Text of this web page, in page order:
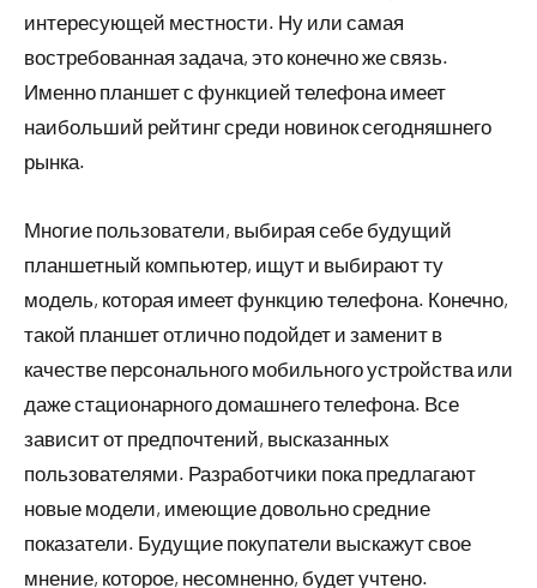
интересующей местности. Ну или самая
востребованная задача, это конечно же связь.
Именно планшет с функцией телефона имеет
наибольший рейтинг среди новинок сегодняшнего
рынка.
Многие пользователи, выбирая себе будущий
планшетный компьютер, ищут и выбирают ту
модель, которая имеет функцию телефона. Конечно,
такой планшет отлично подойдет и заменит в
качестве персонального мобильного устройства или
даже стационарного домашнего телефона. Все
зависит от предпочтений, высказанных
пользователями. Разработчики пока предлагают
новые модели, имеющие довольно средние
показатели. Будущие покупатели выскажут свое
мнение, которое, несомненно, будет учтено.